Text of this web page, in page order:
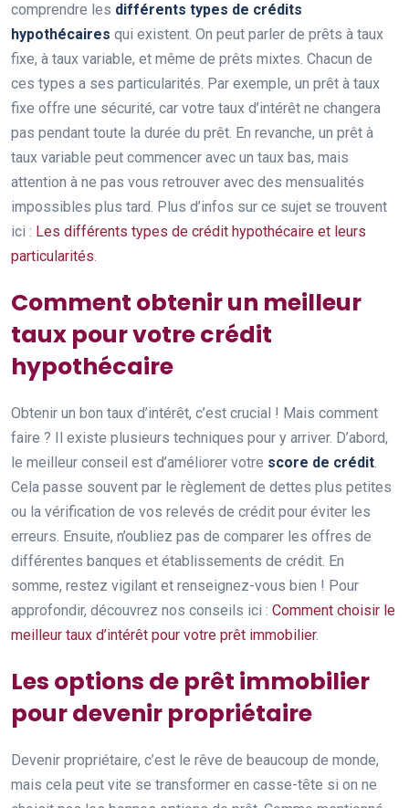
comprendre les différents types de crédits
hypothécaires qui existent. On peut parler de prêts à taux
fixe, à taux variable, et même de prêts mixtes. Chacun de
ces types a ses particularités. Par exemple, un prêt à taux
fixe offre une sécurité, car votre taux d’intérêt ne changera
pas pendant toute la durée du prêt. En revanche, un prêt à
taux variable peut commencer avec un taux bas, mais
attention à ne pas vous retrouver avec des mensualités
impossibles plus tard. Plus d’infos sur ce sujet se trouvent
ici : Les différents types de crédit hypothécaire et leurs
particularités.
Comment obtenir un meilleur
taux pour votre crédit
hypothécaire
Obtenir un bon taux d’intérêt, c’est crucial ! Mais comment
faire ? Il existe plusieurs techniques pour y arriver. D’abord,
le meilleur conseil est d’améliorer votre score de crédit.
Cela passe souvent par le règlement de dettes plus petites
ou la vérification de vos relevés de crédit pour éviter les
erreurs. Ensuite, n’oubliez pas de comparer les offres de
différentes banques et établissements de crédit. En
somme, restez vigilant et renseignez-vous bien ! Pour
approfondir, découvrez nos conseils ici : Comment choisir le
meilleur taux d’intérêt pour votre prêt immobilier.
Les options de prêt immobilier
pour devenir propriétaire
Devenir propriétaire, c’est le rêve de beaucoup de monde,
mais cela peut vite se transformer en casse-tête si on ne